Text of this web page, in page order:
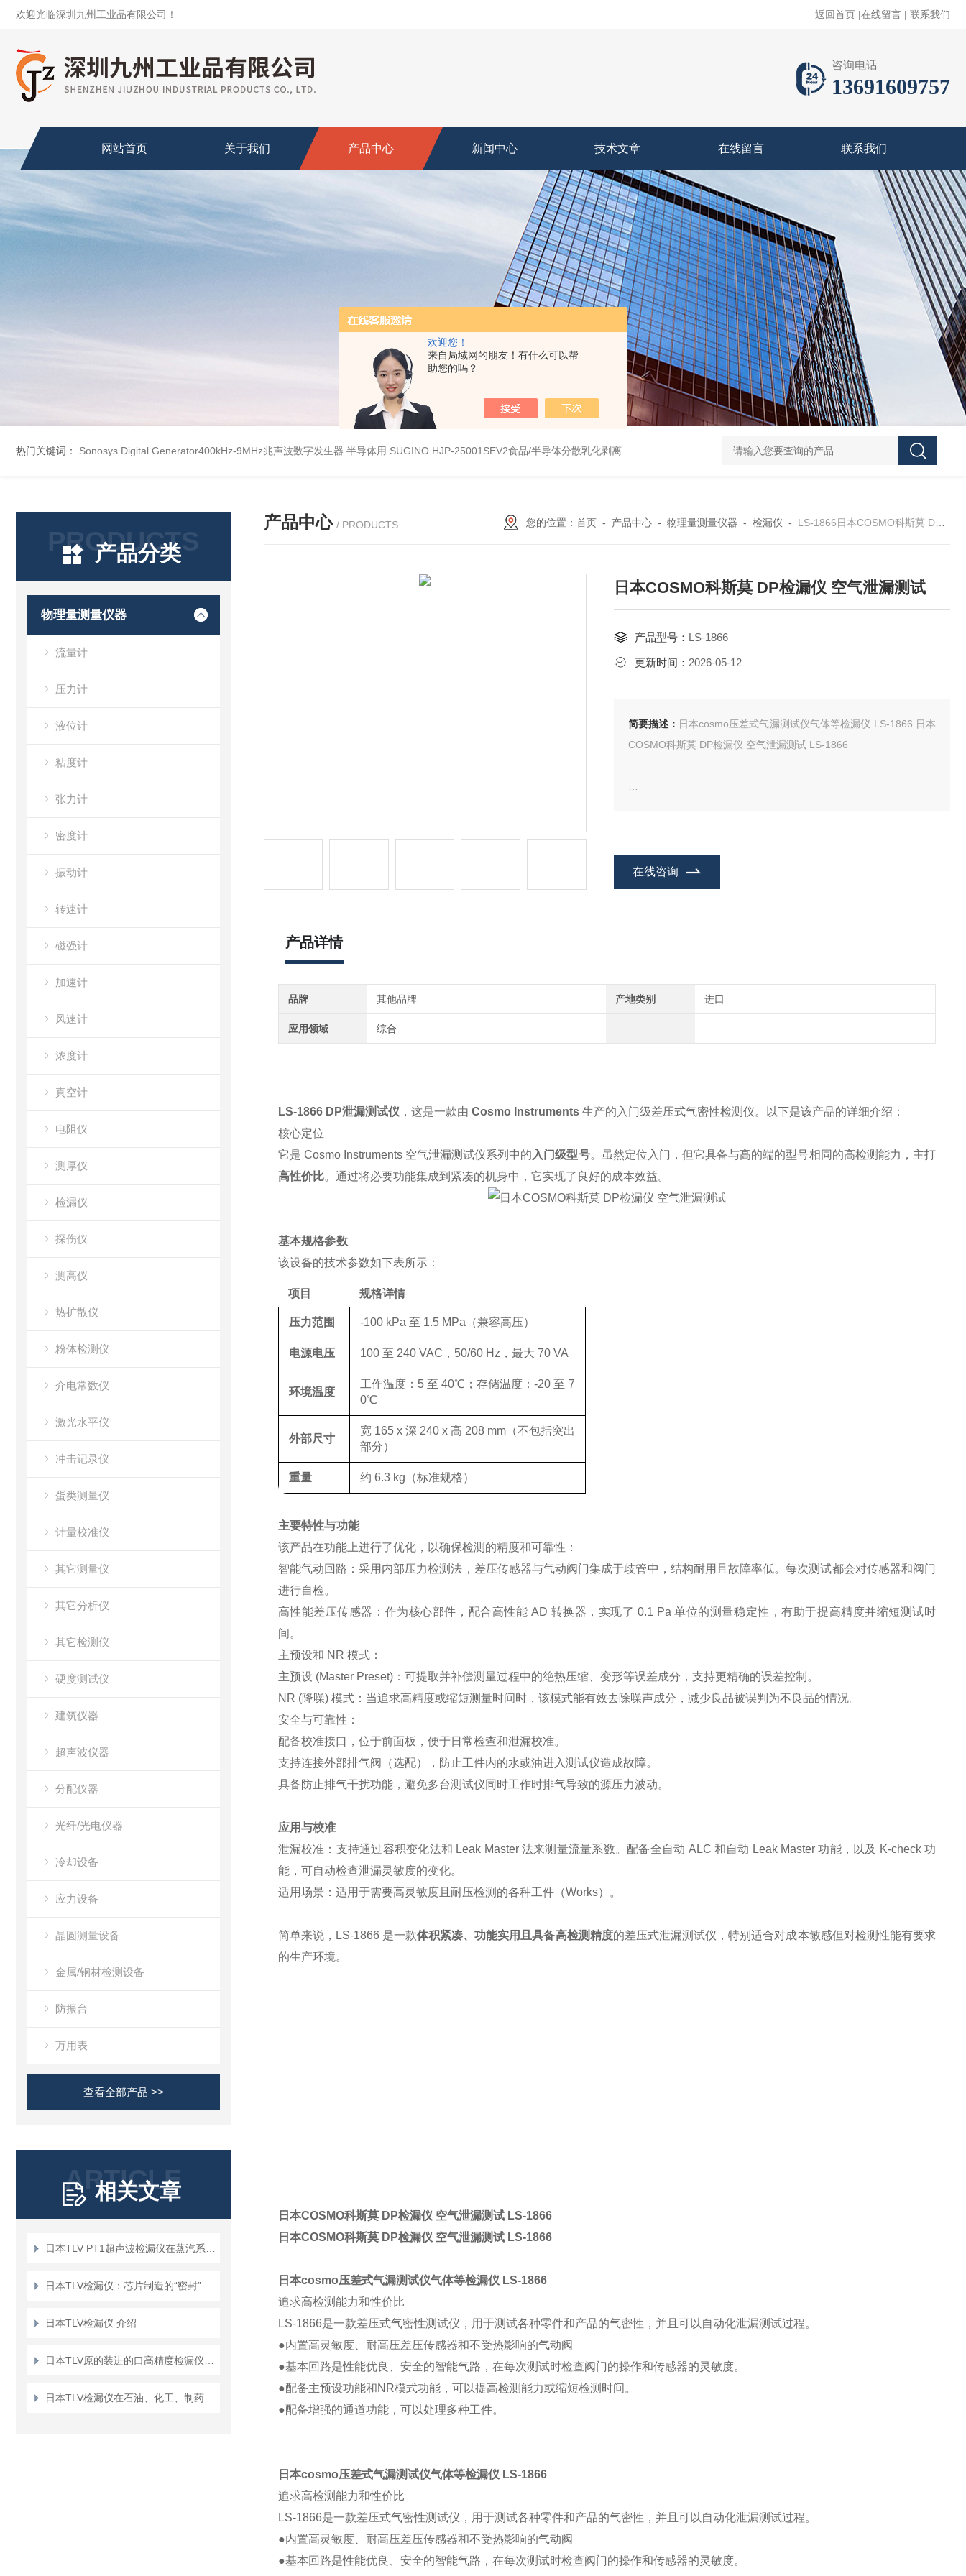
欢迎您！
来自局域网的朋友！有什么可以帮
助您的吗？
欢迎光临深圳九州工业品有限公司！ 返回首页 |在线留言 | 联系我们
咨询电话
13691609757
网站首页 关于我们 产品中心 新闻中心 技术文章 在线留言 联系我们
热门关键词： Sonosys Digital Generator400kHz-9MHz兆声波数字发生器 半导体用 SUGINO HJP-25001SEV2食品/半导体分散乳化剥离 湿法粉碎研磨机 HANTECH Auto Bar Coater韩国小型自动化涂布机 薄膜/金
PRODUCTS
产品分类
物理量测量仪器
流量计
压力计
液位计
粘度计
张力计
密度计
振动计
转速计
磁强计
加速计
风速计
浓度计
真空计
电阻仪
测厚仪
检漏仪
探伤仪
测高仪
热扩散仪
粉体检测仪
介电常数仪
激光水平仪
冲击记录仪
蛋类测量仪
计量校准仪
其它测量仪
其它分析仪
其它检测仪
硬度测试仪
建筑仪器
超声波仪器
分配仪器
光纤/光电仪器
冷却设备
应力设备
晶圆测量设备
金属/钢材检测设备
防振台
万用表
查看全部产品 >>
ARTICLE
相关文章
日本TLV检漏仪 介绍
产品中心 / PRODUCTS 您的位置： 首页- 产品中心- 物理量测量仪器 - 检漏仪 - LS-1866日本COSMO科斯莫 DP检漏仪 空气泄漏测试
日本COSMO科斯莫 DP检漏仪 空气泄漏测试
产品型号： LS-1866
更新时间： 2026-05-12
简要描述： 日本cosmo压差式气漏测试仪气体等检漏仪 LS-1866 日本
COSMO科斯莫 DP检漏仪 空气泄漏测试 LS-1866
在线咨询
产品详情
品牌 其他品牌 产地类别 进口
应用领域 综合
LS-1866 DP泄漏测试仪 ，这是一款由 Cosmo Instruments生产的入门级差压式气密性检测仪。以下是该产品的详细介绍：
核心定位
它是 Cosmo Instruments 空气泄漏测试仪系列中的 入门级型号。虽然定位入门，但它具备与高的端的型号相同的高检测能力，主打
高性价比。通过将必要功能集成到紧凑的机身中，它实现了良好的成本效益。
基本规格参数
该设备的技术参数如下表所示：
项目 规格详情
压力范围 -100 kPa 至 1.5 MPa（兼容高压）
电源电压 100 至 240 VAC，50/60 Hz，最大 70 VA
环境温度
工作温度：5 至 40℃；存储温度：-20 至 7
0℃
外部尺寸
宽 165 x 深 240 x 高 208 mm（不包括突出
部分）
重量 约 6.3 kg（标准规格）
主要特性与功能
该产品在功能上进行了优化，以确保检测的精度和可靠性：
智能气动回路 ：采用内部压力检测法，差压传感器与气动阀门集成于歧管中，结构耐用且故障率低。每次测试都会对传感器和阀门
进行自检。
高性能差压传感器 ：作为核心部件，配合高性能 AD 转换器，实现了0.1 Pa 单位的测量稳定性，有助于提高精度并缩短测试时
间。
主预设和 NR 模式：
主预设 (Master Preset)：可提取并补偿测量过程中的绝热压缩、变形等误差成分，支持更精确的误差控制。
NR (降噪) 模式：当追求高精度或缩短测量时间时，该模式能有效去除噪声成分，减少良品被误判为不良品的情况。
安全与可靠性 ：
配备校准接口 ，位于前面板，便于日常检查和泄漏校准。
支持连接外部排气阀 （选配），防止工件内的水或油进入测试仪造成故障。
具备防止排气干扰功能，避免多台测试仪同时工作时排气导致的源压力波动。
应用与校准
泄漏校准 ：支持通过容积变化法和 Leak Master 法来测量流量系数。配备全自动 ALC 和自动 Leak Master 功能，以及 K-check 功
能，可自动检查泄漏灵敏度的变化。
适用场景：适用于需要高灵敏度且耐压检测的各种工件（Works）。
简单来说，LS-1866 是一款体积紧凑、功能实用且具备高检测精度的差压式泄漏测试仪，特别适合对成本敏感但对检测性能有要求
的生产环境。
日本COSMO科斯莫 DP检漏仪 空气泄漏测试LS-1866
日本COSMO科斯莫 DP检漏仪 空气泄漏测试LS-1866
日本cosmo压差式气漏测试仪气体等检漏仪 LS-1866
追求高检测能力和性价比
LS-1866是一款差压式气密性测试仪，用于测试各种零件和产品的气密性，并且可以自动化泄漏测试过程。
●内置高灵敏度、耐高压差压传感器和不受热影响的气动阀
●基本回路是性能优良、安全的智能气路，在每次测试时检查阀门的操作和传感器的灵敏度。
●配备主预设功能和NR模式功能，可以提高检测能力或缩短检测时间。
●配备增强的通道功能，可以处理多种工件。
日本cosmo压差式气漏测试仪气体等检漏仪 LS-1866
追求高检测能力和性价比
LS-1866是一款差压式气密性测试仪，用于测试各种零件和产品的气密性，并且可以自动化泄漏测试过程。
●内置高灵敏度、耐高压差压传感器和不受热影响的气动阀
●基本回路是性能优良、安全的智能气路，在每次测试时检查阀门的操作和传感器的灵敏度。